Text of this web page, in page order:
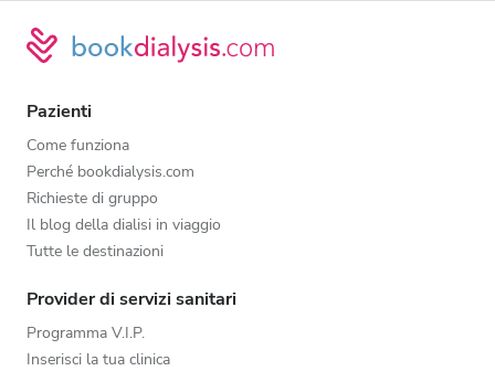
Pazienti
Come funziona
Perché bookdialysis.com
Richieste di gruppo
Il blog della dialisi in viaggio
Tutte le destinazioni
Provider di servizi sanitari
Programma V.I.P.
Inserisci la tua clinica